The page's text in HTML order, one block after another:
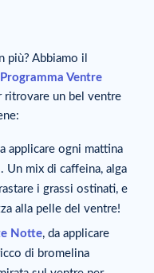
più? Abbiamo il
Programma Ventre
ritrovare un bel ventre
applicare ogni mattina
mix di caffeina, alga
i grassi ostinati, e
alla pelle del ventre!
Notte, da applicare
di bromelina